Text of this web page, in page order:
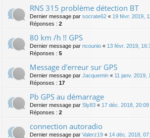
RNS 315 problème détection BT
Dernier message par socrate62 « 19 févr. 2019,
Réponses : 2
80 km /h !! GPS
Dernier message par ncounio « 13 févr. 2019,
Réponses : 5
Message d'erreur sur GPS
Dernier message par Jacquemin « 11 janv. 2019,
Réponses : 17
Pb GPS au démarrage
Dernier message par Sly83 « 17 déc. 2018, 20:09
Réponses : 2
connection autoradio
Dernier message par Valerz19 « 14 déc. 2018,